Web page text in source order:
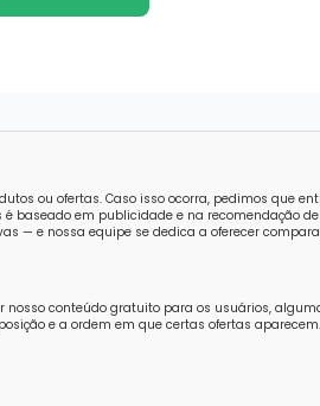
ou ofertas. Caso isso ocorra, pedimos que
baseado em publicidade e na recomendação
e nossa equipe se dedica a oferecer
conteúdo gratuito para os usuários,
e a ordem em que certas ofertas